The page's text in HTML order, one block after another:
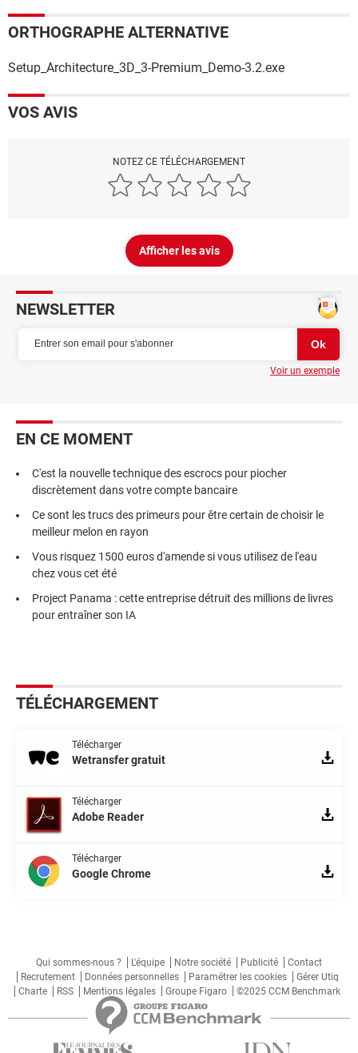
ORTHOGRAPHE ALTERNATIVE
Setup_Architecture_3D_3-Premium_Demo-3.2.exe
VOS AVIS
NOTEZ CE TÉLÉCHARGEMENT
Afficher les avis
NEWSLETTER
Voir un exemple
EN CE MOMENT
C'est la nouvelle technique des escrocs pour piocher
discrètement dans votre compte bancaire
Ce sont les trucs des primeurs pour être certain de choisir le
meilleur melon en rayon
Vous risquez 1500 euros d'amende si vous utilisez de l'eau
chez vous cet été
Project Panama : cette entreprise détruit des millions de livres
pour entraîner son IA
TÉLÉCHARGEMENT
Télécharger
Wetransfer gratuit
Télécharger
Adobe Reader
Télécharger
Google Chrome
Qui sommes-nous ? L'équipe Notre société Publicité
Contact
Recrutement
Données personnelles Paramétrer les cookies
Gérer Utiq
Charte
RSS Mentions légales Groupe Figaro ©2025 CCM Benchmark